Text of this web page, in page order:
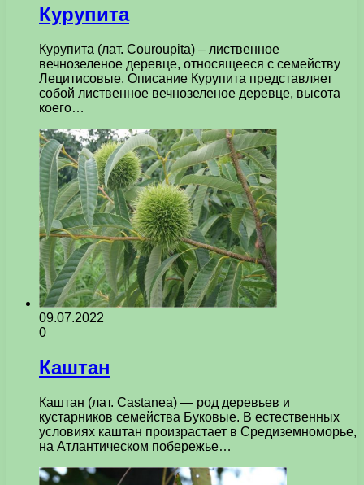
Курупита
Курупита (лат. Couroupita) – лиственное
вечнозеленое деревце, относящееся с семейству
Лецитисовые. Описание Курупита представляет
собой лиственное вечнозеленое деревце, высота
коего…
09.07.2022
0
Каштан
Каштан (лат. Castanea) — род деревьев и
кустарников семейства Буковые. В естественных
условиях каштан произрастает в Средиземноморье,
на Атлантическом побережье…